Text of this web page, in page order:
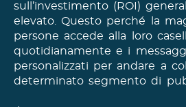
sull’investimento (ROI)
elevato. Questo perché la
persone accede alla loro
quotidianamente e i
personalizzati per andare a
determinato segmento di